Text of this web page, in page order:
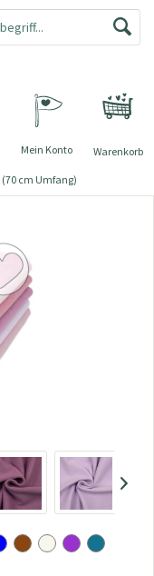
Warenkorb
Mein Konto
cm Umfang)